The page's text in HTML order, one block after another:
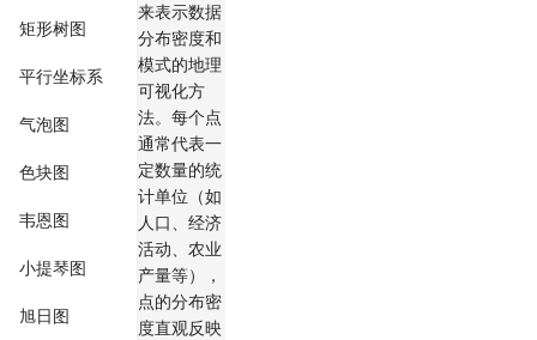
矩形树图
平行坐标系
气泡图
色块图
韦恩图
小提琴图
旭日图
来表示数据
分布密度和
模式的地理
可视化方
法。每个点
通常代表一
定数量的统
计单位（如
人口、经济
活动、农业
产量等），
点的分布密
度直观反映